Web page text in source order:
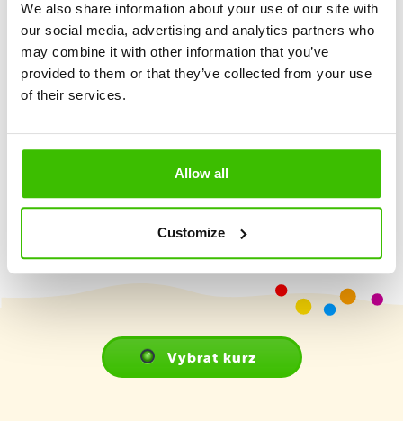
We also share information about your use of our site with
our social media, advertising and analytics partners who
may combine it with other information that you’ve
provided to them or that they’ve collected from your use
of their services.
Allow all
Customize
Důraz na maximální hravost a prožitek
Hrací plán s motivačními samolepkami
Vybrat kurz